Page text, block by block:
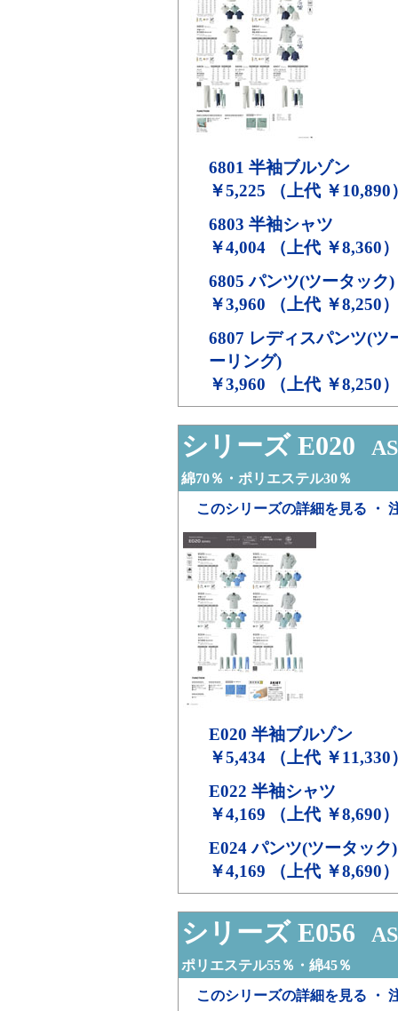
6801 半袖ブルゾン
￥5,225 （上代 ￥10,890
6803 半袖シャツ
￥4,004 （上代 ￥8,360）
6805 パンツ(ツータック)
￥3,960 （上代 ￥8,250）
6807 レディスパンツ(ツ
ーリング)
￥3,960 （上代 ￥8,250）
シリーズ E020
綿70％・ポリエステル30％
このシリーズの詳細を見る ・
E020 半袖ブルゾン
￥5,434 （上代 ￥11,330
E022 半袖シャツ
￥4,169 （上代 ￥8,690）
E024パンツ(ツータック)
￥4,169 （上代 ￥8,690）
シリーズ E056
ポリエステル55％・綿45％
このシリーズの詳細を見る ・